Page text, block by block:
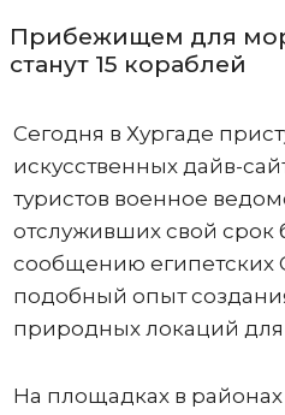
Прибежищем для
станут 15 кораблей
Сегодня в Хургаде
искусственных дайв-
туристов военное
отслуживших свой срок
сообщению египетских
подобный опыт
природных локаций для
На площадках в